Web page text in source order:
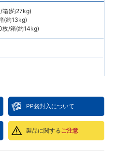
箱(約27kg)
(約13kg)
枚/箱(約14kg)
PP袋封入について
製品に関するご注意